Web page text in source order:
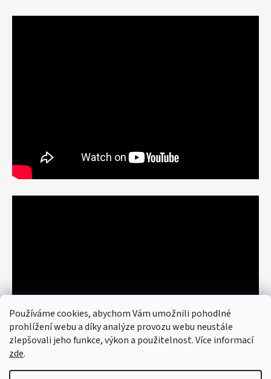
Používáme cookies, abychom Vám umožnili pohodlné
prohlížení webu a díky analýze provozu webu neustále
zlepšovali jeho funkce, výkon a použitelnost. Více informací
zde.